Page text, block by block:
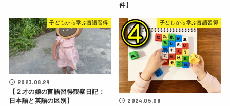
件】
子どもから学ぶ言語習得
2023.08.29
【２才の娘の言語習得観察日記：
日本語と英語の区別】
子どもから学ぶ言語習得
2024.05.08